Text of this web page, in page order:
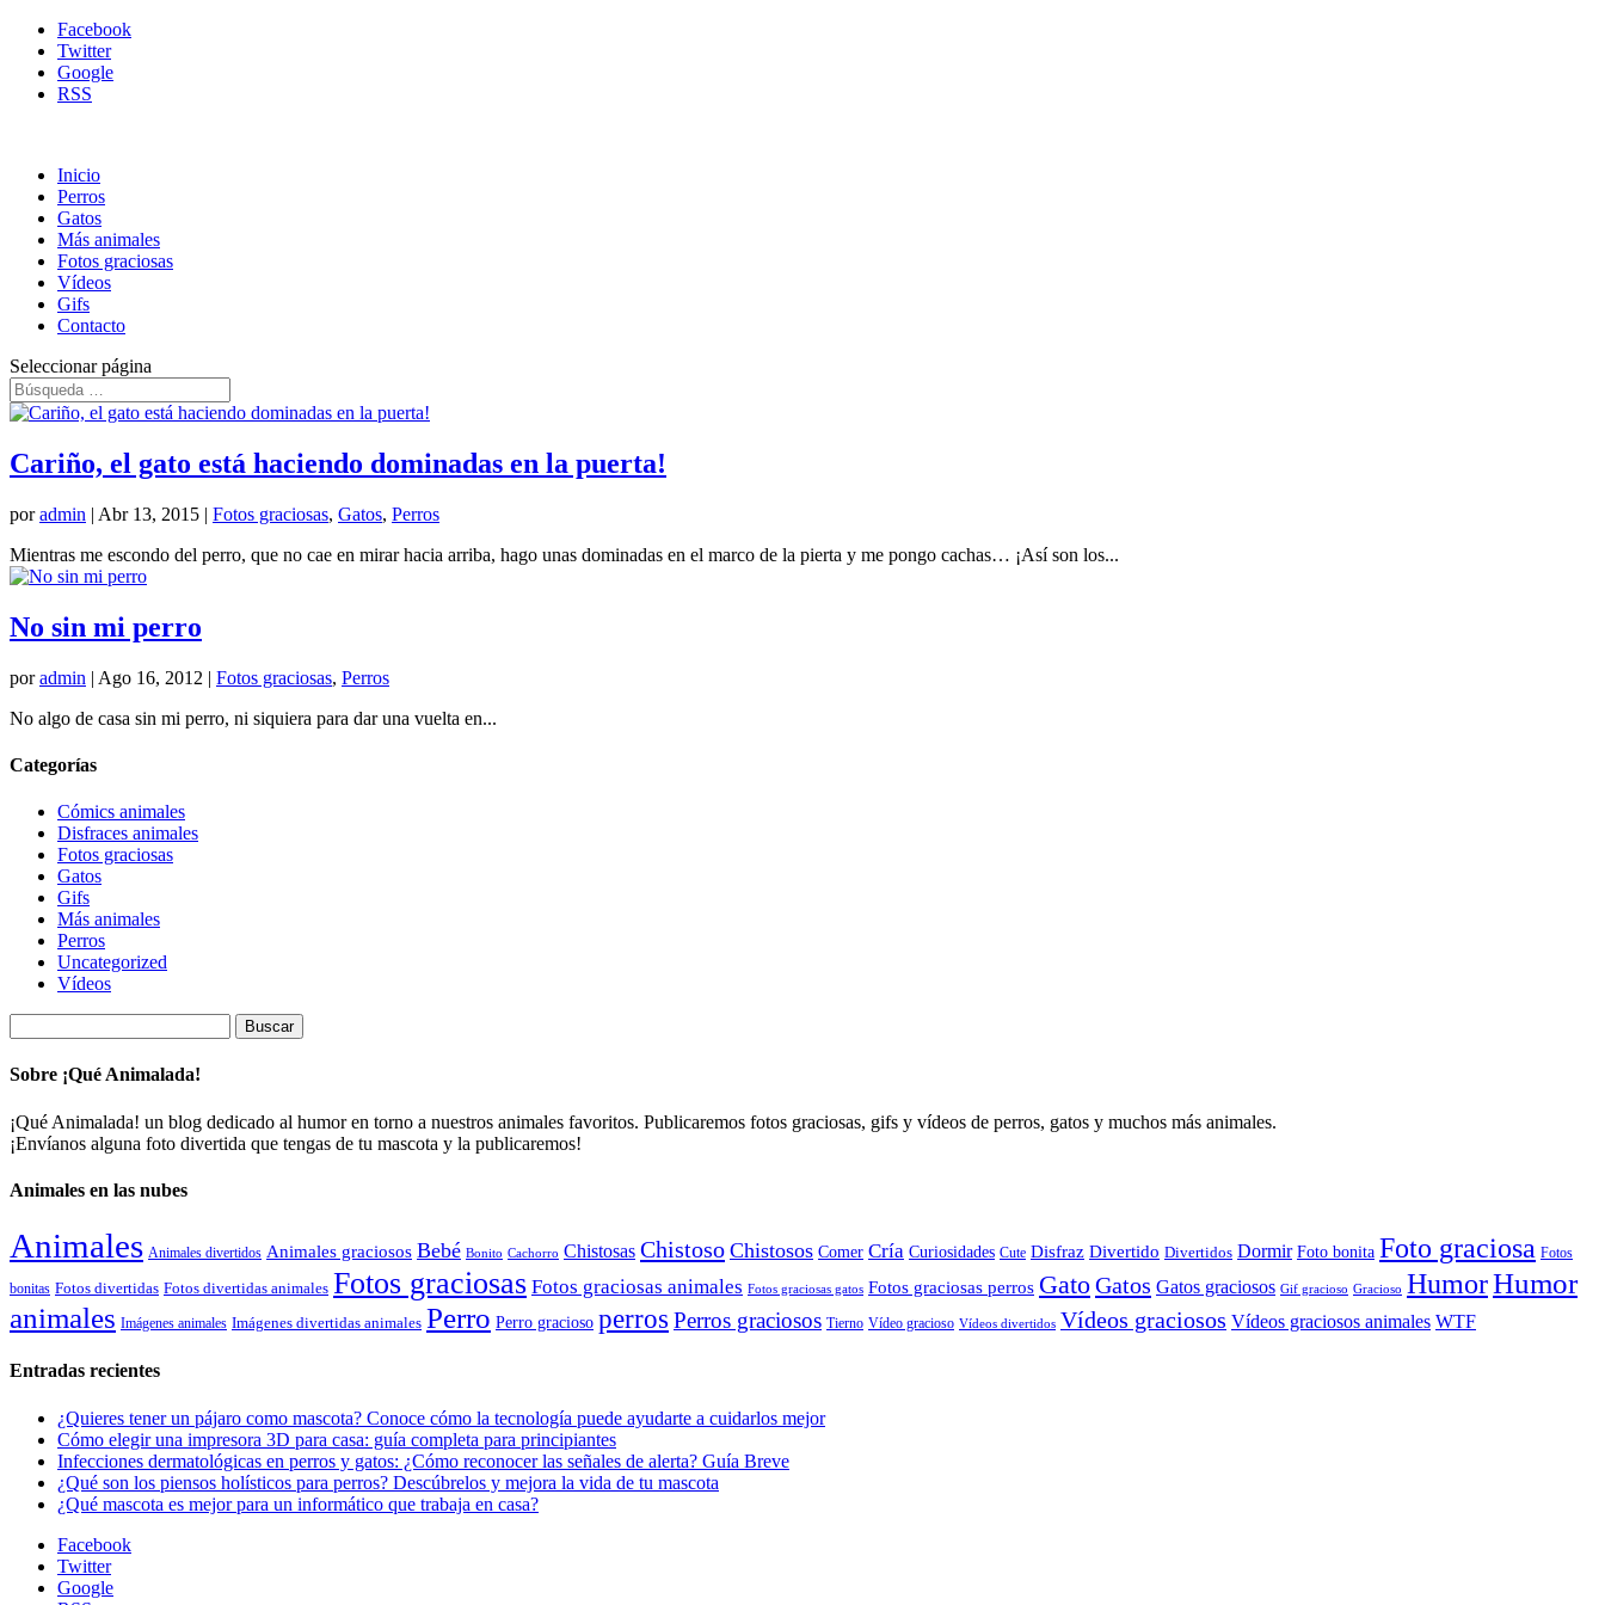
Facebook
Twitter
Google
RSS
Inicio
Perros
Gatos
Más animales
Fotos graciosas
Vídeos
Gifs
Contacto
Seleccionar página
Cariño, el gato está haciendo dominadas en la puerta!
poradmin | Abr 13, 2015 | Fotos graciosas, Gatos, Perros
Mientras me escondo del perro, que no cae en mirar hacia arriba, hago unas dominadas en el marco de la pierta y me pongo cachas… ¡Así son los...
No sin mi perro
poradmin | Ago 16, 2012 | Fotos graciosas, Perros
No algo de casa sin mi perro, ni siquiera para dar una vuelta en...
Categorías
Cómics animales
Disfraces animales
Fotos graciosas
Gatos
Gifs
Más animales
Perros
Uncategorized
Vídeos
Sobre ¡Qué Animalada!
¡Qué Animalada! un blog dedicado al humor en torno a nuestros animales favoritos. Publicaremos fotos graciosas, gifs y vídeos de perros, gatos y muchos más animales.
¡Envíanos alguna foto divertida que tengas de tu mascota y la publicaremos!
Animales en las nubes
Animales Animales divertidos Animales graciosos Bebé Bonito Cachorro Chistosas Chistoso Chistosos Comer Cría Curiosidades Cute Disfraz Divertido Divertidos Dormir Foto bonita Foto graciosa Fotos
bonitas Fotos divertidas Fotos divertidas animales Fotos graciosas Fotos graciosas animales Fotos graciosas gatos Fotos graciosas perros GatoGatos Gatos graciosos Gif gracioso Gracioso HumorHumor
animales Imágenes animales Imágenes divertidas animales Perro Perro gracioso perros Perros graciosos Tierno Vídeo gracioso Vídeos divertidos Vídeos graciosos Vídeos graciosos animales WTF
Entradas recientes
¿Quieres tener un pájaro como mascota? Conoce cómo la tecnología puede ayudarte a cuidarlos mejor
Cómo elegir una impresora 3D para casa: guía completa para principiantes
Infecciones dermatológicas en perros y gatos: ¿Cómo reconocer las señales de alerta? Guía Breve
¿Qué son los piensos holísticos para perros? Descúbrelos y mejora la vida de tu mascota
¿Qué mascota es mejor para un informático que trabaja en casa?
Facebook
Twitter
Google